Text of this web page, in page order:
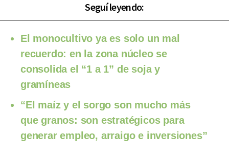
Seguí leyendo:
El monocultivo ya es solo un mal
recuerdo: en la zona núcleo se
consolida el “1 a 1” de soja y
gramíneas
“El maíz y el sorgo son mucho más
que granos: son estratégicos para
generar empleo, arraigo e inversiones”